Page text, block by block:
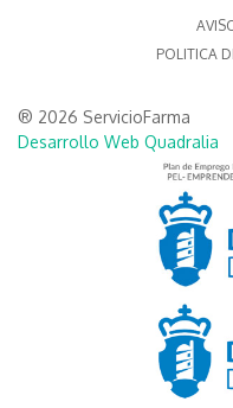
POLITICA
® 2026 ServicioFarma
Desarrollo Web Quadralia